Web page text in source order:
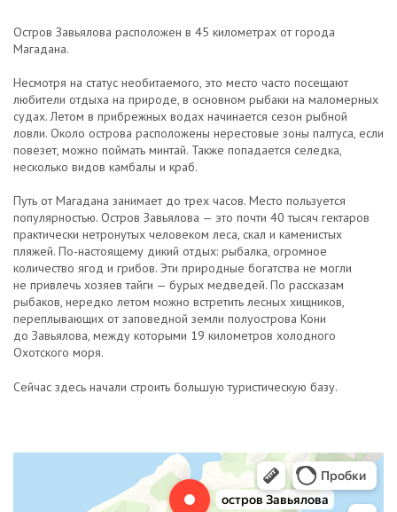
Остров Завьялова расположен в 45 километрах от города
Магадана.
Несмотря на статус необитаемого, это место часто посещают
любители отдыха на природе, в основном рыбаки на маломерных
судах. Летом в прибрежных водах начинается сезон рыбной
ловли. Около острова расположены нерестовые зоны палтуса, если
повезет, можно поймать минтай. Также попадается селедка,
несколько видов камбалы и краб.
Путь от Магадана занимает до трех часов. Место пользуется
популярностью. Остров Завьялова — это почти 40 тысяч гектаров
практически нетронутых человеком леса, скал и каменистых
пляжей. По-настоящему дикий отдых: рыбалка, огромное
количество ягод и грибов. Эти природные богатства не могли
не привлечь хозяев тайги — бурых медведей. По рассказам
рыбаков, нередко летом можно встретить лесных хищников,
переплывающих от заповедной земли полуострова Кони
до Завьялова, между которыми 19 километров холодного
Охотского моря.
Сейчас здесь начали строить большую туристическую базу.
Остров Завьялова — Яндекс.Карты